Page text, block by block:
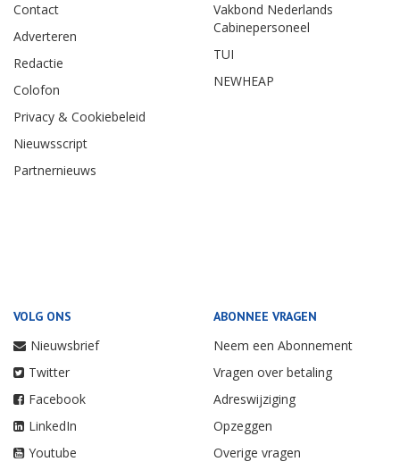
Contact
Adverteren
Redactie
Colofon
Privacy & Cookiebeleid
Nieuwsscript
Partnernieuws
Vakbond Nederlands
Cabinepersoneel
TUI
NEWHEAP
VOLG ONS
Nieuwsbrief
Twitter
Facebook
LinkedIn
Youtube
ABONNEE VRAGEN
Neem een Abonnement
Vragen over betaling
Adreswijziging
Opzeggen
Overige vragen